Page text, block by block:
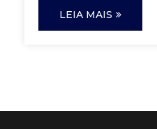
LEIA MAIS